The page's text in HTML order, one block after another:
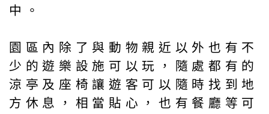
中。
園區內除了與動物親近以外也有不
少的遊樂設施可以玩，隨處都有的
涼亭及座椅讓遊客可以隨時找到地
方休息，相當貼心，也有餐廳等可